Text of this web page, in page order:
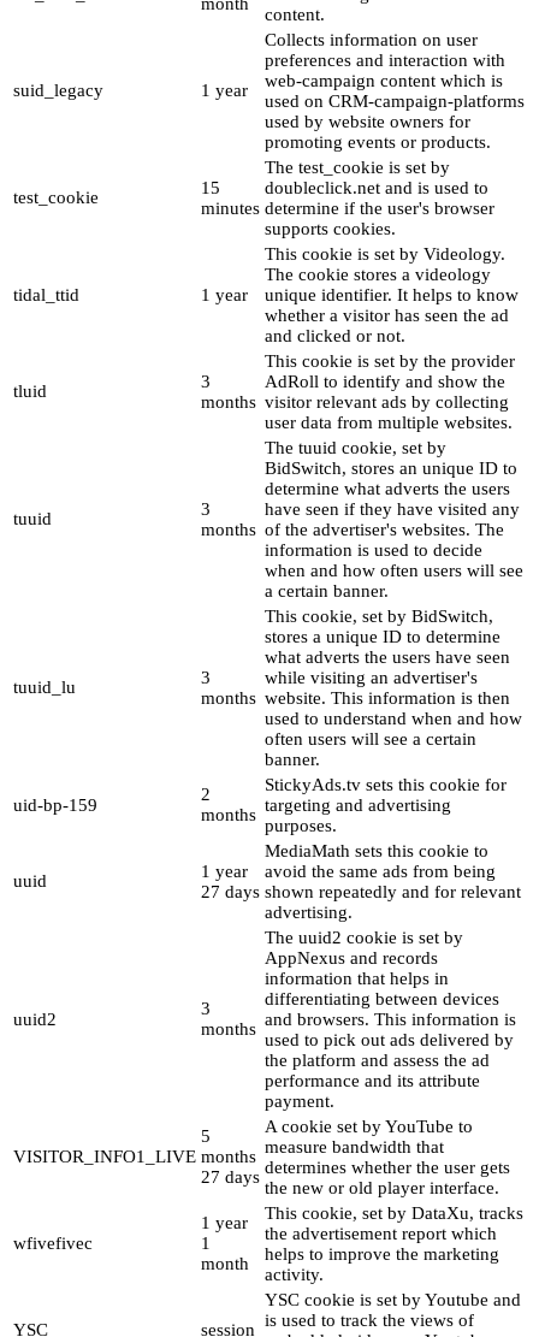
month
content.
suid_legacy 1 year
Collects information on user
preferences and interaction with
web-campaign content which is
used on CRM-campaign-platforms
used by website owners for
promoting events or products.
test_cookie
15
minutes
The test_cookie is set by
doubleclick.net and is used to
determine if the user's browser
supports cookies.
tidal_ttid 1 year
This cookie is set by Videology.
The cookie stores a videology
unique identifier. It helps to know
whether a visitor has seen the ad
and clicked or not.
tluid
3
months
This cookie is set by the provider
AdRoll to identify and show the
visitor relevant ads by collecting
user data from multiple websites.
tuuid
3
months
The tuuid cookie, set by
BidSwitch, stores an unique ID to
determine what adverts the users
have seen if they have visited any
of the advertiser's websites. The
information is used to decide
when and how often users will see
a certain banner.
tuuid_lu
3
months
This cookie, set by BidSwitch,
stores a unique ID to determine
what adverts the users have seen
while visiting an advertiser's
website. This information is then
used to understand when and how
often users will see a certain
banner.
uid-bp-159
2
months
StickyAds.tv sets this cookie for
targeting and advertising
purposes.
uuid
1 year
27 days
MediaMath sets this cookie to
avoid the same ads from being
shown repeatedly and for relevant
advertising.
uuid2
3
months
The uuid2 cookie is set by
AppNexus and records
information that helps in
differentiating between devices
and browsers. This information is
used to pick out ads delivered by
the platform and assess the ad
performance and its attribute
payment.
VISITOR_INFO1_LIVE
5
months
27 days
A cookie set by YouTube to
measure bandwidth that
determines whether the user gets
the new or old player interface.
wfivefivec
1 year
1
month
This cookie, set by DataXu, tracks
the advertisement report which
helps to improve the marketing
activity.
YSC session
YSC cookie is set by Youtube and
is used to track the views of